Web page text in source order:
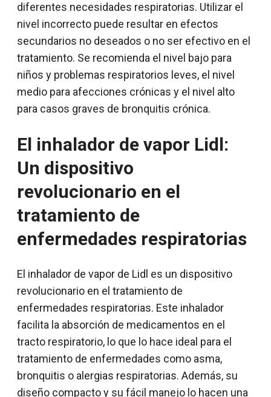
diferentes necesidades respiratorias. Utilizar el
nivel incorrecto puede resultar en efectos
secundarios no deseados o no ser efectivo en el
tratamiento. Se recomienda el nivel bajo para
niños y problemas respiratorios leves, el nivel
medio para afecciones crónicas y el nivel alto
para casos graves de bronquitis crónica.
El inhalador de vapor Lidl:
Un dispositivo
revolucionario en el
tratamiento de
enfermedades respiratorias
El inhalador de vapor de Lidl es un dispositivo
revolucionario en el tratamiento de
enfermedades respiratorias. Este inhalador
facilita la absorción de medicamentos en el
tracto respiratorio, lo que lo hace ideal para el
tratamiento de enfermedades como asma,
bronquitis o alergias respiratorias. Además, su
diseño compacto y su fácil manejo lo hacen una